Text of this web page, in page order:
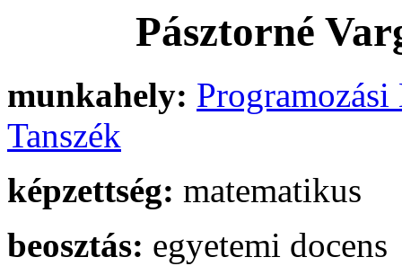
Pásztorné
munkahely:
Tanszék
képzettség: matematikus
beosztás: egyetemi docens